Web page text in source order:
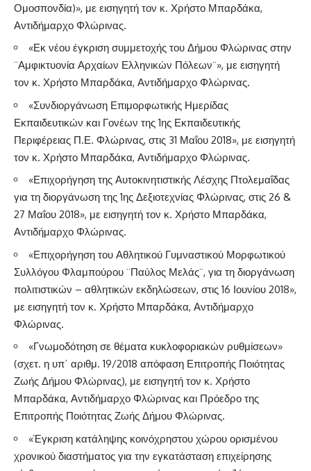
Ομοσπονδία)», με εισηγητή τον κ. Χρήστο Μπαρδάκα,
Αντιδήμαρχο Φλώρινας.
«Εκ νέου έγκριση συμμετοχής του Δήμου Φλώρινας στην
¨Αμφικτυονία Αρχαίων Ελληνικών Πόλεων¨», με εισηγητή
τον κ. Χρήστο Μπαρδάκα, Αντιδήμαρχο Φλώρινας.
«Συνδιοργάνωση Επιμορφωτικής Ημερίδας
Εκπαιδευτικών και Γονέων της 1ης Εκπαιδευτικής
Περιφέρειας Π.Ε. Φλώρινας, στις 31 Μαΐου 2018», με εισηγητή
τον κ. Χρήστο Μπαρδάκα, Αντιδήμαρχο Φλώρινας.
«Επιχορήγηση της Αυτοκινητιστικής Λέσχης Πτολεμαΐδας
για τη διοργάνωση της 1ης Δεξιοτεχνίας Φλώρινας, στις 26 &
27 Μαΐου 2018», με εισηγητή τον κ. Χρήστο Μπαρδάκα,
Αντιδήμαρχο Φλώρινας.
«Επιχορήγηση του Αθλητικού Γυμναστικού Μορφωτικού
Συλλόγου Φλαμπούρου ¨Παύλος Μελάς¨, για τη διοργάνωση
πολιτιστικών – αθλητικών εκδηλώσεων, στις 16 Ιουνίου 2018»,
με εισηγητή τον κ. Χρήστο Μπαρδάκα, Αντιδήμαρχο
Φλώρινας.
«Γνωμοδότηση σε θέματα κυκλοφοριακών ρυθμίσεων»
(σχετ. η υπ΄ αριθμ. 19/2018 απόφαση Επιτροπής Ποιότητας
Ζωής Δήμου Φλώρινας), με εισηγητή τον κ. Χρήστο
Μπαρδάκα, Αντιδήμαρχο Φλώρινας και Πρόεδρο της
Επιτροπής Ποιότητας Ζωής Δήμου Φλώρινας.
«Έγκριση κατάληψης κοινόχρηστου χώρου ορισμένου
χρονικού διαστήματος για την εγκατάσταση επιχείρησης